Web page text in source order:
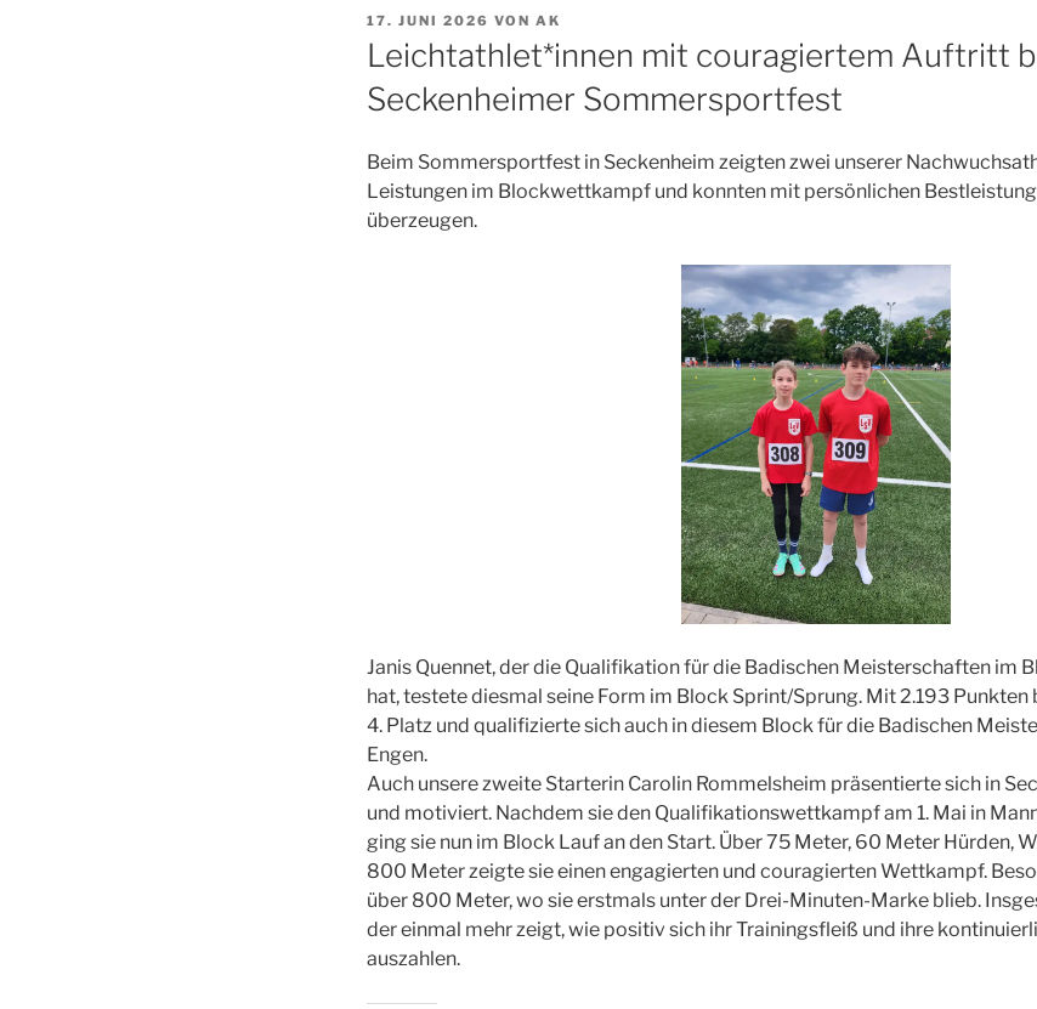
VERÖFFENTLICHT
AM
17. JUNI 2026 VON AK
Leichtathlet*innen mit couragiertem Auftritt
Seckenheimer Sommersportfest
Beim Sommersportfest in Seckenheim zeigten zwei unserer
Leistungen im Blockwettkampf und konnten mit persönlichen
überzeugen.
Janis Quennet, der die Qualifikation für die Badischen Meisterschaften im
hat, testete diesmal seine Form im Block Sprint/Sprung. Mit 2.193 Punkten
4. Platz und qualifizierte sich auch in diesem Block für die Badischen
Engen.
Auch unsere zweite Starterin Carolin Rommelsheim präsentierte sich in
und motiviert. Nachdem sie den Qualifikationswettkampf am 1. Mai in
ging sie nun im Block Lauf an den Start. Über 75 Meter, 60 Meter Hürden,
800 Meter zeigte sie einen engagierten und couragierten Wettkampf.
über 800 Meter, wo sie erstmals unter der Drei-Minuten-Marke blieb.
der einmal mehr zeigt, wie positiv sich ihr Trainingsfleiß und ihre
auszahlen.